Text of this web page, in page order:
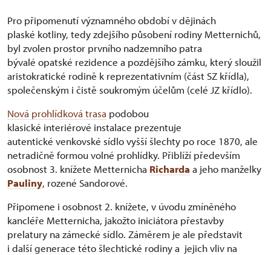
Pro připomenutí významného období v dějinách
plaské kotliny, tedy zdejšího působení rodiny Metternichů,
byl zvolen prostor prvního nadzemního patra
bývalé opatské rezidence a pozdějšího zámku, který sloužil
aristokratické rodině k reprezentativním (část SZ křídla),
společenským i čistě soukromým účelům (celé JZ křídlo).
Nová prohlídková trasa podobou
klasické interiérové instalace prezentuje
autentické venkovské sídlo vyšší šlechty po roce 1870, ale
netradičně formou volné prohlídky. Přiblíží především
osobnost 3. knížete Metternicha Richarda a jeho manželky
Pauliny, rozené Sandorové.
Připomene i osobnost 2. knížete, v úvodu zmíněného
kancléře Metternicha, jakožto iniciátora přestavby
prelatury na zámecké sídlo. Záměrem je ale představit
i další generace této šlechtické rodiny a jejich vliv na